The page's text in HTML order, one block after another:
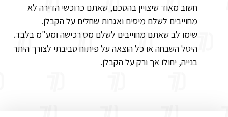
חשוב מאוד שיצויין בהסכם, שאתם כרוכשי הדירה לא
מחוייבים לשלם מיסים ואגרות שחלים על הקבלן.
שימו לב שאתם מחוייבים לשלם מס רכישה ומע"מ בלבד.
היטל השבחה או כל הוצאה על פיתוח סביבתי לצורך היתר
בנייה, יחולו אך ורק על הקבלן.